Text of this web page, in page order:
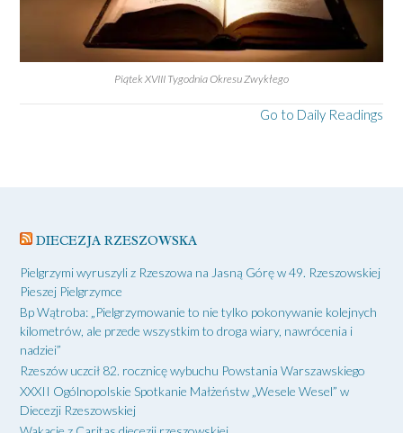
Piątek XVIII Tygodnia Okresu Zwykłego
Go to Daily Readings
DIECEZJA RZESZOWSKA
Pielgrzymi wyruszyli z Rzeszowa na Jasną Górę w 49. Rzeszowskiej
Pieszej Pielgrzymce
Bp Wątroba: „Pielgrzymowanie to nie tylko pokonywanie kolejnych
kilometrów, ale przede wszystkim to droga wiary, nawrócenia i
nadziei”
Rzeszów uczcił 82. rocznicę wybuchu Powstania Warszawskiego
XXXII Ogólnopolskie Spotkanie Małżeństw „Wesele Wesel” w
Diecezji Rzeszowskiej